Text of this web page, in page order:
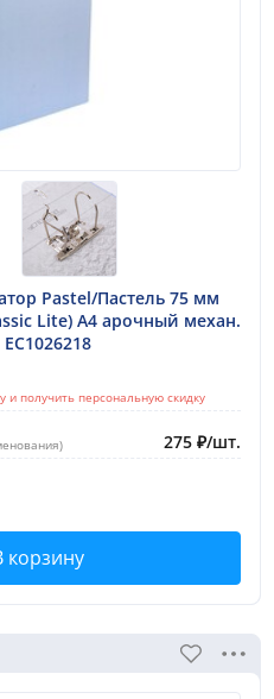
Pastel/Пастель 75 мм
Lite) A4 арочный механ.
и получить персональную скидку
275 ₽/шт.
корзину